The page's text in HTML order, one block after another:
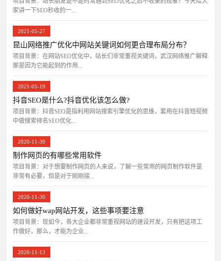
家讲一下SEO秒收的一...
2021-05-27
昆山网络推广优化中网站关键词如何更合理布局分布？
项目背景：在网站SEO优化中，站长们非常重视关键词，武汉网络推广解释
那是因为它能起到的作用...
2021-05-19
抖音SEO是什么?抖音优化该怎么做?
项目背景：抖音SEO是指利用网站搜索引擎优化的思维，套用在抖音短视频
中做搜索排名SEO优化...
2020-11-30
制作网页的有哪些常用软件
项目背景：对于想要制作网页的人来说，了解一些常用的网页制作软件是
非常有必要，但是对于刚刚接...
2020-11-30
如何做好wap网站开发，这些事项要注意
项目背景：​现如今，各大企业都非常重视网站的建设开发，只有把这项工
作做好，那么，才能为企业...
2020-11-13